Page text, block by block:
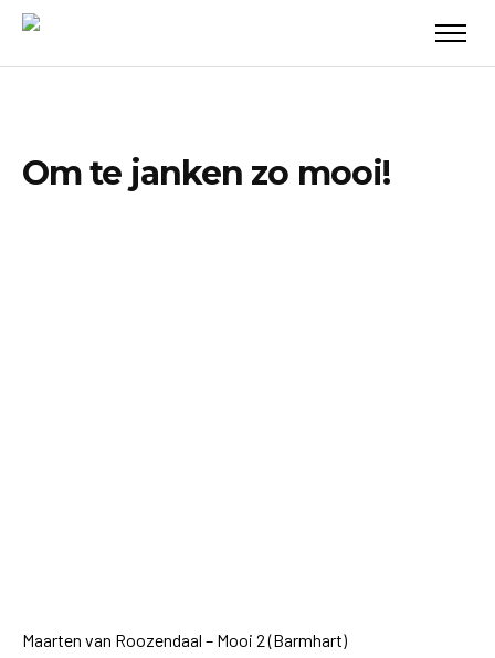
Om te janken zo mooi!
Maarten van Roozendaal – Mooi 2 (Barmhart)